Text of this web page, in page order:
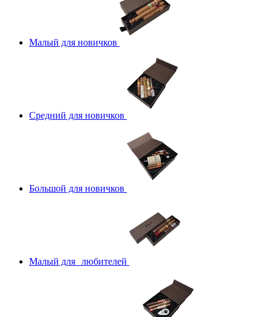
Малый для новичков
Средний для новичков
Большой для новичков
Малый для любителей